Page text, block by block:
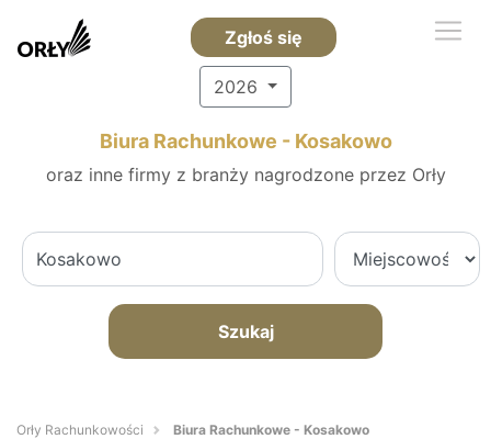
Zgłoś się
2026
Biura Rachunkowe - Kosakowo
oraz inne firmy z branży nagrodzone przez Orły
Szukaj
Orły Rachunkowości Biura Rachunkowe - Kosakowo